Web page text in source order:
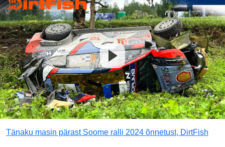
Tänaku masin pärast Soome ralli 2024 õnnetust, DirtFish